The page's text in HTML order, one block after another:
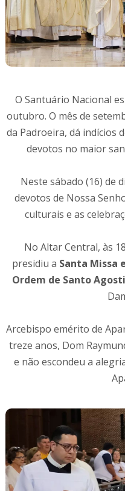
O Santuário Nacional
outubro. O mês de
da Padroeira, dá indícios
devotos no maior
Neste sábado (16) de
devotos de Nossa
culturais e as
No Altar Central, às
presidiu a Santa Missa
Ordem de Santo
Arcebispo emérito de
treze anos, Dom
e não escondeu a